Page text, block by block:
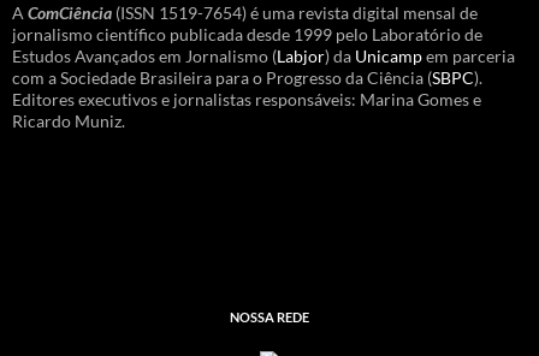
A ComCiência (ISSN 1519-7654) é uma revista digital mensal de
jornalismo científico publicada desde 1999 pelo Laboratório de
Estudos Avançados em Jornalismo (Labjor) da Unicampem parceria
com a Sociedade Brasileira para o Progresso da Ciência (SBPC).
Editores executivos e jornalistas responsáveis: Marina Gomes e
Ricardo Muniz.
NOSSA REDE